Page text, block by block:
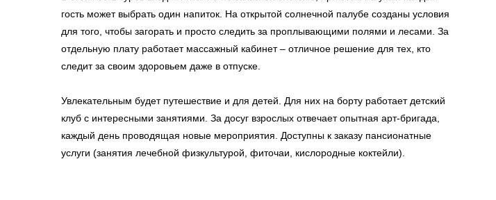
гость может выбрать один напиток. На открытой солнечной палубе созданы условия
для того, чтобы загорать и просто следить за проплывающими полями и лесами. За
отдельную плату работает массажный кабинет – отличное решение для тех, кто
следит за своим здоровьем даже в отпуске.
Увлекательным будет путешествие и для детей. Для них на борту работает детский
клуб с интересными занятиями. За досуг взрослых отвечает опытная арт-бригада,
каждый день проводящая новые мероприятия. Доступны к заказу пансионатные
услуги (занятия лечебной физкультурой, фиточаи, кислородные коктейли).